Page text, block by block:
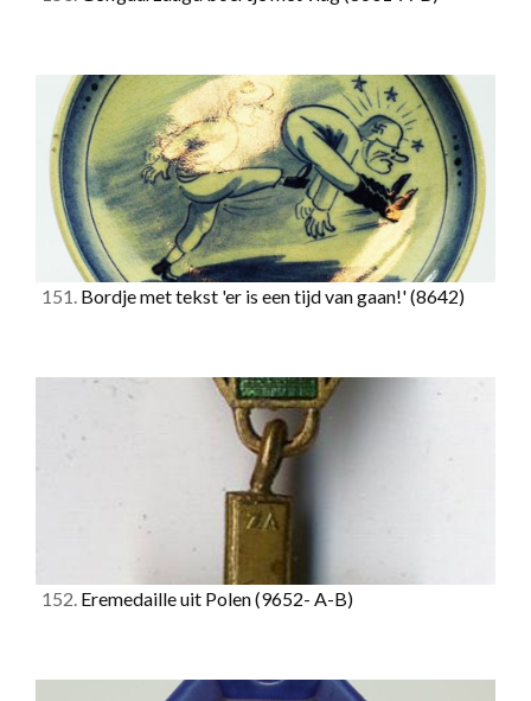
151. Bordje met tekst 'er is een tijd van gaan!'(8642)
152. Eremedaille uit Polen(9652- A-B)